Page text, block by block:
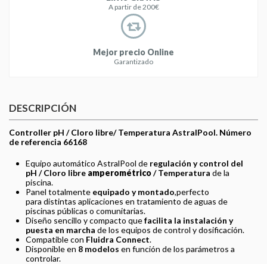
A partir de 200€
Mejor precio Online
Garantizado
DESCRIPCIÓN
Controller pH / Cloro libre/ Temperatura AstralPool. Número
de referencia 66168
Equipo automático AstralPool de regulación y control del
pH / Cloro libre amperométrico/ Temperatura de la
piscina.
Panel totalmente equipado y montado,perfecto
para distintas aplicaciones en tratamiento de aguas de
piscinas públicas o comunitarias.
Diseño sencillo y compacto quefacilita la instalación y
puesta en marcha de los equipos de control y dosificación.
Compatible con Fluidra Connect.
Disponible en 8 modelos en función de los parámetros a
controlar.